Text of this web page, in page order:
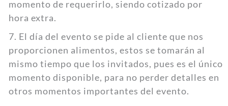
momento de requerirlo, siendo cotizado por
hora extra.
7. El día del evento se pide al cliente que nos
proporcionen alimentos, estos se tomarán al
mismo tiempo que los invitados, pues es el único
momento disponible, para no perder detalles en
otros momentos importantes del evento.